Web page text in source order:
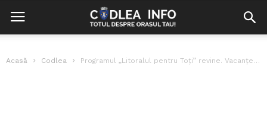
Acasă Codlea Programul „Litoralul pentru Toți” revine. Vacanțe la mare de la 42 de...